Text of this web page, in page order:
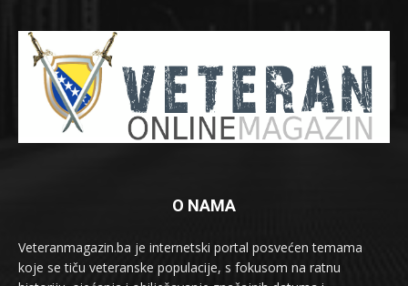
O NAMA
Veteranmagazin.ba je internetski portal posvećen temama
koje se tiču veteranske populacije, s fokusom na ratnu